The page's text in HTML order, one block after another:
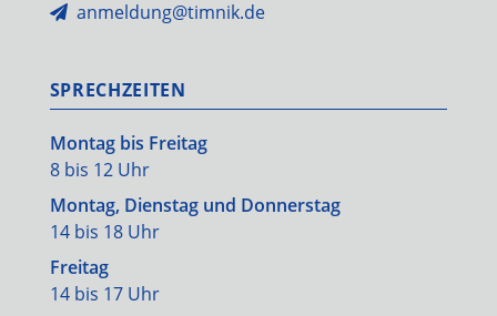
anmeldung@timnik.de
SPRECHZEITEN
Montag bis Freitag
8 bis 12 Uhr
Montag, Dienstag und Donnerstag
14 bis 18 Uhr
Freitag
14 bis 17 Uhr